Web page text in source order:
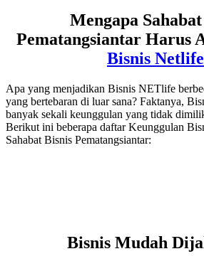
Mengapa
Pematangsiantar Harus
Bisnis Netlife
Apa yang menjadikan Bisnis NETlife
yang bertebaran di luar sana? Faktanya,
banyak sekali keunggulan yang tidak
Berikut ini beberapa daftar Keunggulan
Sahabat Bisnis Pematangsiantar:
Bisnis Mudah